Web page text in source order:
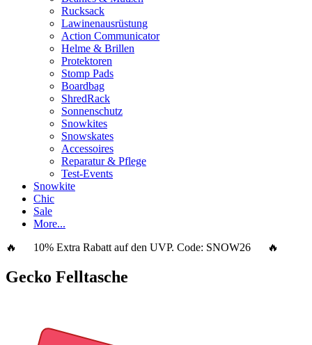
Rucksack
Lawinenausrüstung
Action Communicator
Helme & Brillen
Protektoren
Stomp Pads
Boardbag
ShredRack
Sonnenschutz
Snowkites
Snowskates
Accessoires
Reparatur & Pflege
Test-Events
Snowkite
Chic
Sale
More...
🔥 10% Extra Rabatt auf den UVP. Code: SNOW26 🔥
Gecko Felltasche